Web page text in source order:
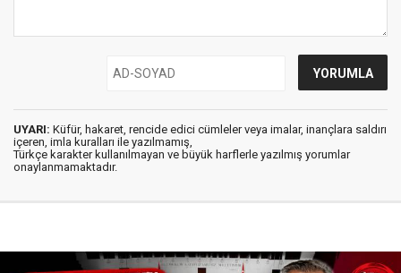
UYARI: Küfür, hakaret, rencide edici cümleler veya imalar, inançlara saldırı
içeren, imla kuralları ile yazılmamış,
Türkçe karakter kullanılmayan ve büyük harflerle yazılmış yorumlar
onaylanmamaktadır.